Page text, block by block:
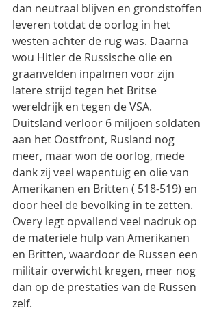
dan neutraal blijven en grondstoffen
leveren totdat de oorlog in het
westen achter de rug was. Daarna
wou Hitler de Russische olie en
graanvelden inpalmen voor zijn
latere strijd tegen het Britse
wereldrijk en tegen de VSA.
Duitsland verloor 6 miljoen soldaten
aan het Oostfront, Rusland nog
meer, maar won de oorlog, mede
dank zij veel wapentuig en olie van
Amerikanen en Britten ( 518-519) en
door heel de bevolking in te zetten.
Overy legt opvallend veel nadruk op
de materiële hulp van Amerikanen
en Britten, waardoor de Russen een
militair overwicht kregen, meer nog
dan op de prestaties van de Russen
zelf.